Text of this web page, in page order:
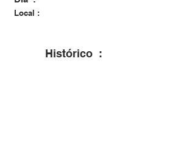
Local :
Histórico :